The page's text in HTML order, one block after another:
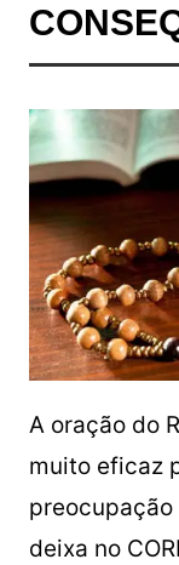
A oração do
muito eficaz
preocupação
deixa no